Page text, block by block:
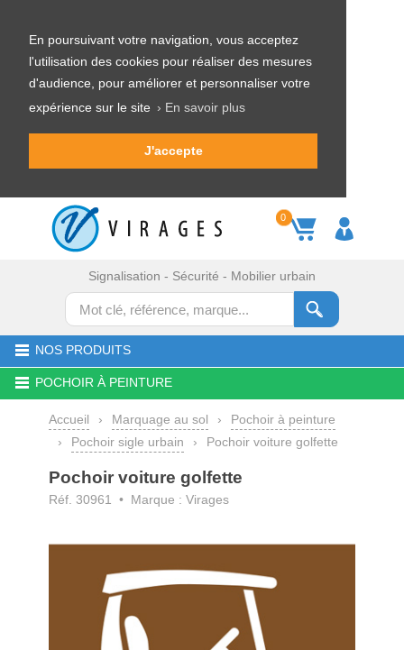
En poursuivant votre navigation, vous acceptez
l'utilisation des cookies pour réaliser des mesures
d'audience, pour améliorer et personnaliser votre
expérience sur le site › En savoir plus
J'accepte
0
Signalisation - Sécurité - Mobilier urbain
NOS PRODUITS
POCHOIR À PEINTURE
Accueil › Marquage au sol ›
Pochoir à peinture
›
Pochoir sigle urbain › Pochoir voiture golfette
Pochoir voiture golfette
Réf. 30961 • Marque : Virages